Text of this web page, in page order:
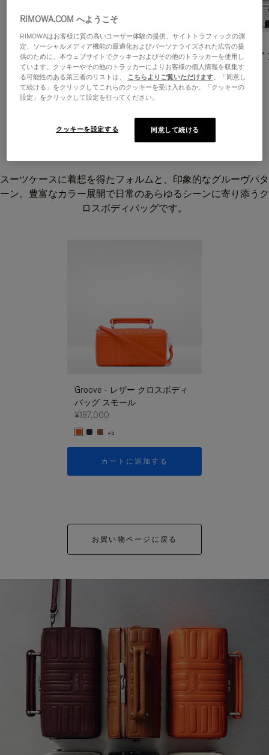
クロスボディバッグ
詳しく見る
ショッピ
詳しく見る
Grooveクロスボディバッグ
スーツケースに着想を得たフォルムと、印象的なグルーヴパタ
ーン。豊富なカラー展開で日常のあらゆるシーンに寄り添うク
ロスボディバッグです。
Groove - レザー クロスボディ
バッグ スモール
¥187,000
+5
カートに追加する
お買い物ページに戻る
RIMOWA.COM へようこそ
RIMOWAはお客様に質の高いユーザー体験の提供、サイトトラフィックの測
定、ソーシャルメディア機能の最適化およびパーソナライズされた広告の提
供のために、本ウェブサイトでクッキーおよびその他のトラッカーを使用し
ています。クッキーやその他のトラッカーによりお客様の個人情報を収集す
る可能性のある第三者のリストは、 こちらよりご覧いただけます。「同意し
て続ける」をクリックしてこれらのクッキーを受け入れるか、「クッキーの
設定」をクリックして設定を行ってください。
クッキーを設定する 同意して続ける